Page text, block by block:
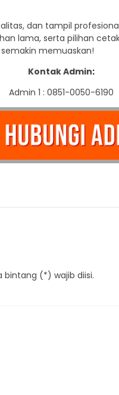
dan tampil
lama, serta pilihan
memuaskan!
Kontak Admin:
Admin 1 : 0851-0050-6190
bintang (*) wajib diisi.